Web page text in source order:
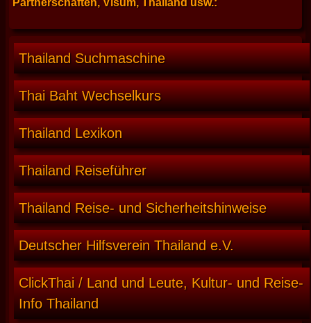
Partnerschaften, Visum, Thailand usw.:
Thailand Suchmaschine
Thai Baht Wechselkurs
Thailand Lexikon
Thailand Reiseführer
Thailand Reise- und Sicherheitshinweise
Deutscher Hilfsverein Thailand e.V.
ClickThai / Land und Leute, Kultur- und Reise-
Info Thailand